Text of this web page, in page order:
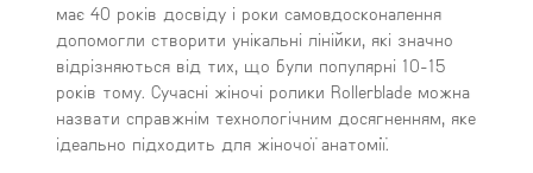
має 40 років досвіду і роки самовдосконалення
допомогли створити унікальні лінійки, які значно
відрізняються від тих, що були популярні 10-15
років тому. Сучасні жіночі ролики Rollerblade можна
назвати справжнім технологічним досягненням, яке
ідеально підходить для жіночої анатомії.